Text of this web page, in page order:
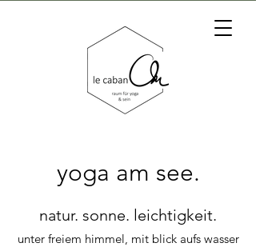
yoga am see.
natur. sonne. leichtigkeit.
unter freiem himmel, mit blick aufs wasser